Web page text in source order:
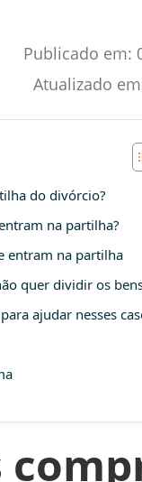
Publicado em:
Atualizado
do divórcio?
na partilha?
entram na partilha
quer dividir os
ajudar nesses